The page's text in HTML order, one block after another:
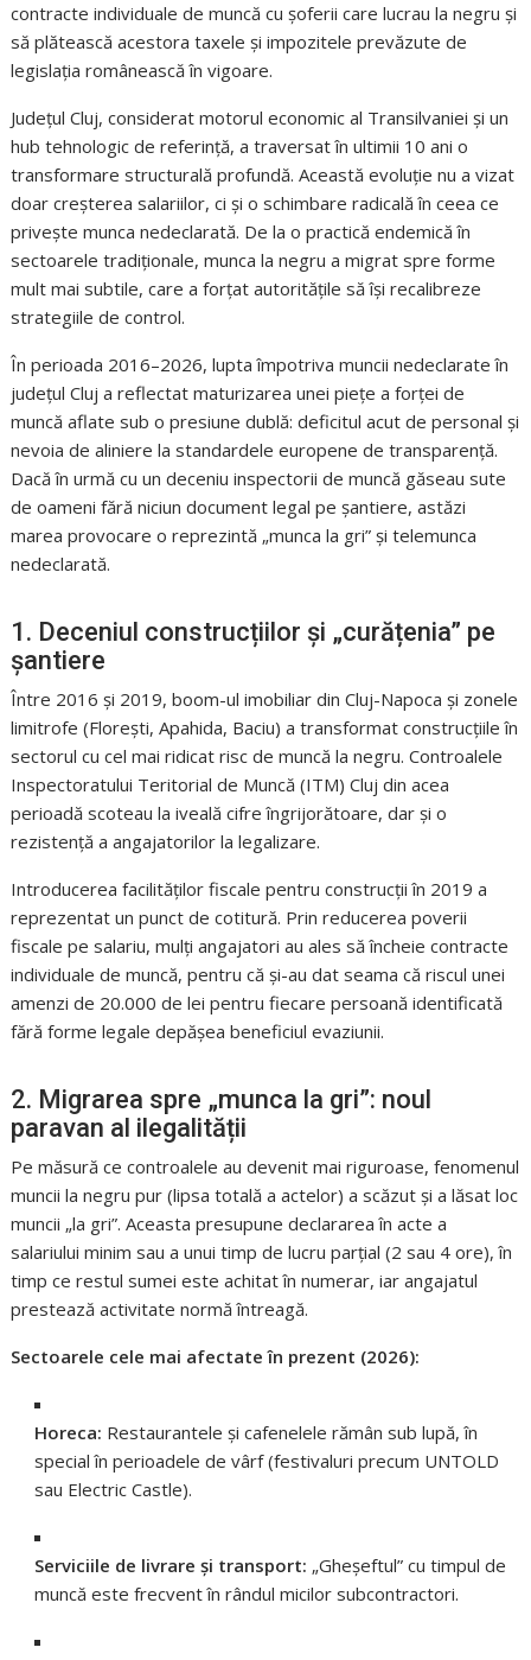
contracte individuale de muncă cu șoferii care lucrau la negru și
să plătească acestora taxele și impozitele prevăzute de
legislația românească în vigoare.
Județul Cluj, considerat motorul economic al Transilvaniei și un
hub tehnologic de referință, a traversat în ultimii 10 ani o
transformare structurală profundă. Această evoluție nu a vizat
doar creșterea salariilor, ci și o schimbare radicală în ceea ce
privește munca nedeclarată. De la o practică endemică în
sectoarele tradiționale, munca la negru a migrat spre forme
mult mai subtile, care a forțat autoritățile să își recalibreze
strategiile de control.
În perioada 2016–2026, lupta împotriva muncii nedeclarate în
județul Cluj a reflectat maturizarea unei piețe a forței de
muncă aflate sub o presiune dublă: deficitul acut de personal și
nevoia de aliniere la standardele europene de transparență.
Dacă în urmă cu un deceniu inspectorii de muncă găseau sute
de oameni fără niciun document legal pe șantiere, astăzi
marea provocare o reprezintă „munca la gri” și telemunca
nedeclarată.
1. Deceniul construcțiilor și „curățenia” pe
șantiere
Între 2016 și 2019, boom-ul imobiliar din Cluj-Napoca și zonele
limitrofe (Florești, Apahida, Baciu) a transformat construcțiile în
sectorul cu cel mai ridicat risc de muncă la negru. Controalele
Inspectoratului Teritorial de Muncă (ITM) Cluj din acea
perioadă scoteau la iveală cifre îngrijorătoare, dar și o
rezistență a angajatorilor la legalizare.
Introducerea facilităților fiscale pentru construcții în 2019 a
reprezentat un punct de cotitură. Prin reducerea poverii
fiscale pe salariu, mulți angajatori au ales să încheie contracte
individuale de muncă, pentru că și-au dat seama că riscul unei
amenzi de 20.000 de lei pentru fiecare persoană identificată
fără forme legale depășea beneficiul evaziunii.
2. Migrarea spre „munca la gri”: noul
paravan al ilegalității
Pe măsură ce controalele au devenit mai riguroase, fenomenul
muncii la negru pur (lipsa totală a actelor) a scăzut și a lăsat loc
muncii „la gri”. Aceasta presupune declararea în acte a
salariului minim sau a unui timp de lucru parțial (2 sau 4 ore), în
timp ce restul sumei este achitat în numerar, iar angajatul
prestează activitate normă întreagă.
Sectoarele cele mai afectate în prezent (2026):
Horeca: Restaurantele și cafenelele rămân sub lupă, în
special în perioadele de vârf (festivaluri precum UNTOLD
sau Electric Castle).
Serviciile de livrare și transport: „Gheșeftul” cu timpul de
muncă este frecvent în rândul micilor subcontractori.